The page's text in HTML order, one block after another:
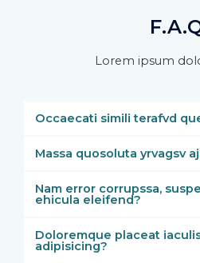
Lorem ipsum
Occaecati simili terafvd
Massa quosoluta yrvagsv
Nam error corrupssa,
ehicula eleifend?
Doloremque placeat
adipisicing?